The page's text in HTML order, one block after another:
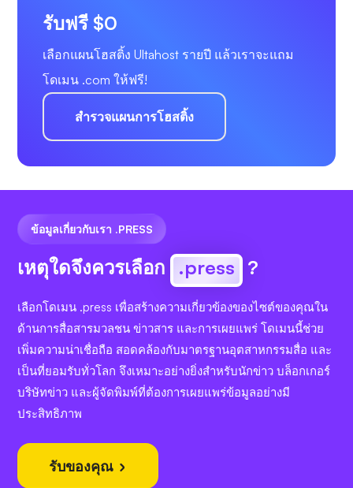
รับฟรี $0
เลือกแผนโฮสติ้ง Ultahost รายปี แล้วเราจะแถม
โดเมน .com ให้ฟรี!
สำรวจแผนการโฮสติ้ง
ข้อมูลเกี่ยวกับเรา .PRESS
เหตุใดจึงควรเลือก .press ?
เลือกโดเมน .press เพื่อสร้างความเกี่ยวข้องของไซต์ของคุณใน
ด้านการสื่อสารมวลชน ข่าวสาร และการเผยแพร่ โดเมนนี้ช่วย
เพิ่มความน่าเชื่อถือ สอดคล้องกับมาตรฐานอุตสาหกรรมสื่อ และ
เป็นที่ยอมรับทั่วโลก จึงเหมาะอย่างยิ่งสำหรับนักข่าว บล็อกเกอร์
บริษัทข่าว และผู้จัดพิมพ์ที่ต้องการเผยแพร่ข้อมูลอย่างมี
ประสิทธิภาพ
รับของคุณ